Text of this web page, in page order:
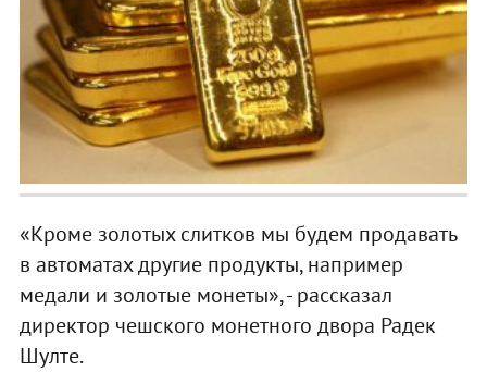
«Кроме золотых слитков мы будем продавать
в автоматах другие продукты, например
медали и золотые монеты», - рассказал
директор чешского монетного двора Радек
Шулте.